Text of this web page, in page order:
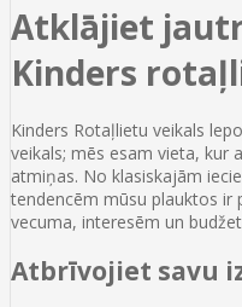
Atklājiet
Kinders
Kinders Rotaļlietu veikals
veikals; mēs esam vieta, kur
atmiņas. No klasiskajām
tendencēm mūsu plauktos ir
vecuma, interesēm un
Atbrīvojiet savu